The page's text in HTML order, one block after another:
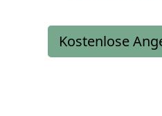
Kostenlose